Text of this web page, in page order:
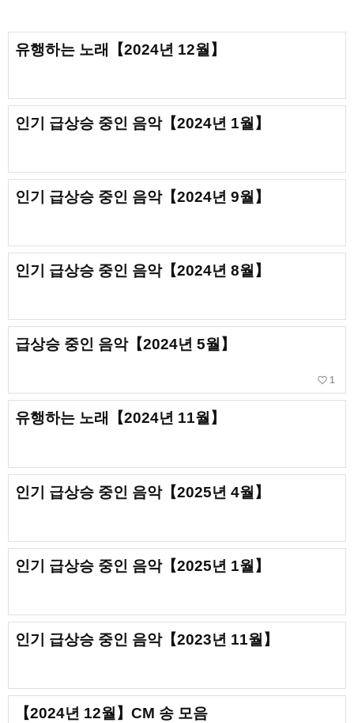
유행하는 노래【2024년 12월】
인기 급상승 중인 음악【2024년 1월】
인기 급상승 중인 음악【2024년 9월】
인기 급상승 중인 음악【2024년 8월】
급상승 중인 음악【2024년 5월】
favorite_border 1
유행하는 노래【2024년 11월】
인기 급상승 중인 음악【2025년 4월】
인기 급상승 중인 음악【2025년 1월】
인기 급상승 중인 음악【2023년 11월】
【2024년 12월】CM 송 모음